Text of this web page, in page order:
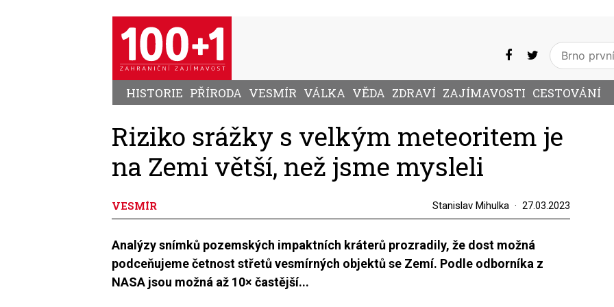
HISTORIE PŘÍRODA VESMÍR VÁLKA VĚDA ZDRAVÍ ZAJÍMAVOSTI CESTOVÁNÍ
Riziko srážky s velkým meteoritem je
na Zemi větší, než jsme mysleli
VESMÍR Stanislav Mihulka 27.03.2023
Analýzy snímků pozemských impaktních kráterů prozradily, že dost možná
podceňujeme četnost střetů vesmírných objektů se Zemí. Podle odborníka z
NASA jsou možná až 10× častější...